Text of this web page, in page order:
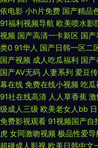
频国产91视频直播 黑丝av网址
网站免费在线 91国产系列 91色
91人妻人人操人人爱 久操久
999 欧美Bdsm蜘蛛 91大神福
兰调教直男 成人福利电影A片
一区二区 91在线呦 免费老司
依电影 小h片免费 国产精品
91福利视频导航 欧美喷水影
视频 国产高清一卡新区 国
类0 91华人 国产日韩一区二
国产视频 成人吃瓜福利 国
国产AV无码 人妻系列 爱豆
幕在线 免费在线小视频 吃瓜
91社在线高清 人人草香蕉
级成人三级 欧美老女人bb
免费影视观看 91视频国产自
虎 女同激吻视频 极品性爱导
超碰成人影视 欧美日韩中文